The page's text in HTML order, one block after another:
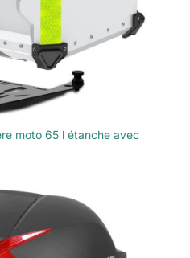
pour les bagages. Le
de dossier de
amélioré vous
donne une sensation
et confortable. Il
fait pas mal au dos.
moto 65 l étanche avec